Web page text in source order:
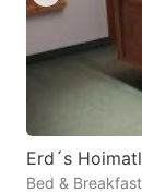
Erd´s
Bed &